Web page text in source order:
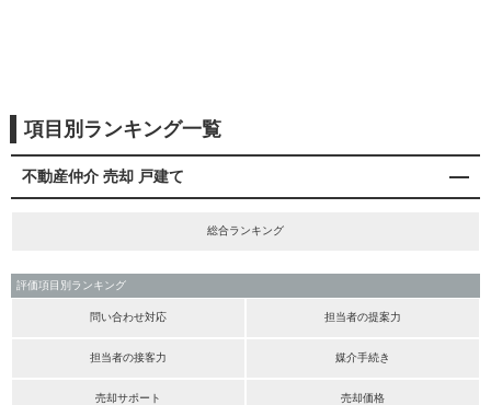
項目別ランキング一覧
不動産仲介 売却 戸建て
総合ランキング
評価項目別ランキング
問い合わせ対応 担当者の提案力
担当者の接客力 媒介手続き
売却サポート 売却価格